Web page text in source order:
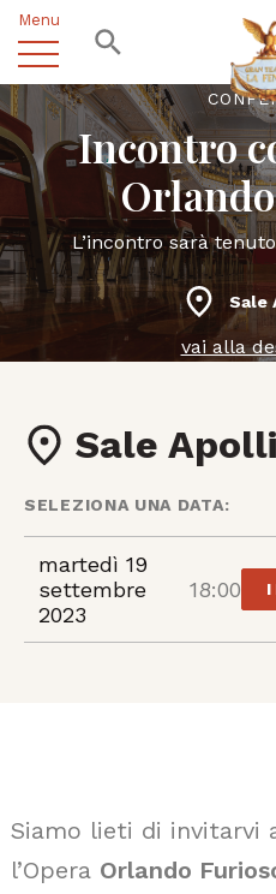
Menu
Incontro
L’incontro sarà
Sale
vai alla
Sale
SELEZIONA UNA DATA:
martedì 19
settembre
2023
18:00
Siamo lieti di invitarvi
l’Opera Orlando